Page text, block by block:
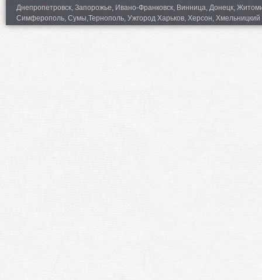
Днепропетровск, Запорожье, Ивано-Франковск, Винница, Донецк,
Симферополь, Сумы,Тернополь, Ужгород Харьков, Херсон,